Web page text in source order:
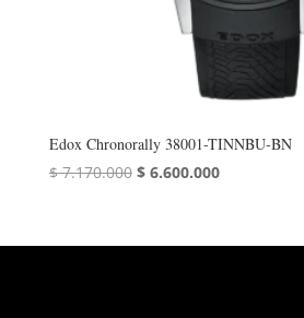
Edox Chronorally 38001-TINNBU-BN
$7.170.000 El
era:
$6.600.000El
es: